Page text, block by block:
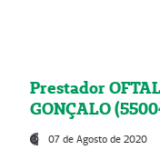
Prestador
GONÇALO
07 de Agosto de 2020